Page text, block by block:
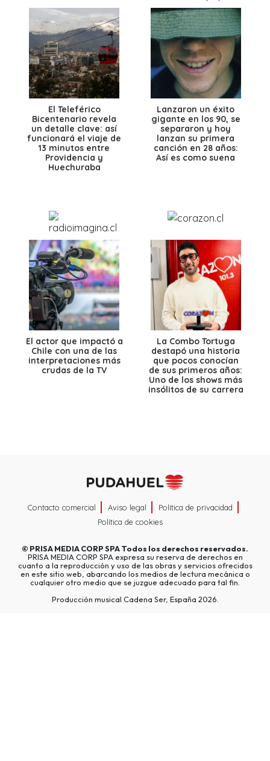
El Teleférico
Bicentenario revela
un detalle clave: así
funcionará el viaje de
13 minutos entre
Providencia y
Huechuraba
Lanzaron un éxito
gigante en los 90, se
separaron y hoy
lanzan su primera
canción en 28 años:
Así es como suena
El actor que impactó a
Chile con una de las
interpretaciones más
crudas de la TV
La Combo Tortuga
destapó una historia
que pocos conocían
de sus primeros años:
Uno de los shows más
insólitos de su carrera
Contacto comercial Aviso legal
Política de privacidad
Política de cookies
© PRISA MEDIA CORP SPATodos los derechos reservados.
PRISA MEDIA CORP SPA expresa su reserva de derechos en
cuanto a la reproducción y uso de las obras y servicios ofrecidos
en este sitio web, abarcando los medios de lectura mecánica o
cualquier otro medio que se juzgue adecuado para tal fin.
Producción musical Cadena Ser, España 2026.